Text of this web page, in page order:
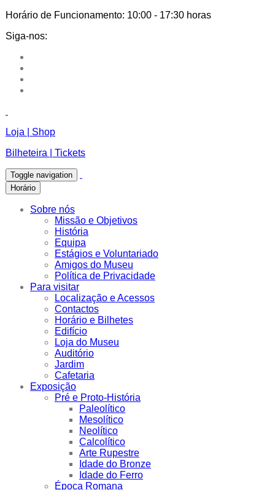
Horário de Funcionamento: 10:00 - 17:30 horas
Siga-nos:
Loja | Shop
Bilheteira | Tickets
Toggle navigation
Horário
Sobre nós
Missão e Objetivos
História
Equipa
Estágios e Voluntariado
Amigos do Museu
Política de Privacidade
Para visitar
Localização e Acessos
Contactos
Horário e Bilhetes
Edifício
Loja do Museu
Auditório
Jardim
Cafetaria
Exposição
Pré e Proto-História
Paleolítico
Mesolítico
Neolítico
Calcolítico
Arte Rupestre
Idade do Bronze
Idade do Ferro
Época Romana